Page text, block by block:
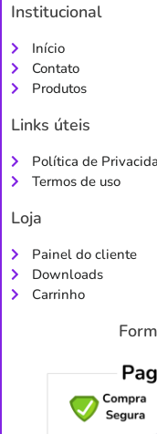
Institucional
Início
Contato
Produtos
Links úteis
Política de
Termos de uso
Loja
Painel do cliente
Downloads
Carrinho